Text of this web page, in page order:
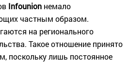
Infounion немало
частным образом.
на регионального
Такое отношение принято
поскольку лишь постоянное